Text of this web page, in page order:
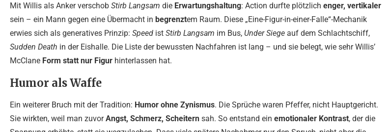
Mit Willis als Anker verschob Stirb Langsam die Erwartungshaltung: Action durfte plötzlich enger, vertikaler
sein – ein Mann gegen eine Übermacht in begrenztem Raum. Diese „Eine-Figur-in-einer-Falle“-Mechanik
erwies sich als generatives Prinzip: Speed ist Stirb Langsam im Bus, Under Siege auf dem Schlachtschiff,
Sudden Death in der Eishalle. Die Liste der bewussten Nachfahren ist lang – und sie belegt, wie sehr Willis’
McClane Form statt nur Figur hinterlassen hat.
Humor als Waffe
Ein weiterer Bruch mit der Tradition: Humor ohne Zynismus. Die Sprüche waren Pfeffer, nicht Hauptgericht.
Sie wirkten, weil man zuvorAngst, Schmerz, Scheitern sah. So entstand ein emotionaler Kontrast, der die